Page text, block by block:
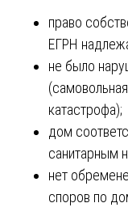
право
ЕГРН
не было
катастрофа);
дом
санитарным
нет
споров по